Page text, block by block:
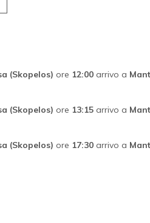
(Skopelos) ore 12:00 arrivo a
(Skopelos) ore 13:15 arrivo a
(Skopelos) ore 17:30 arrivo a